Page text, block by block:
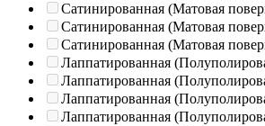
Сатинированная (Матовая
Сатинированная (Матовая
Сатинированная (Матовая
Лаппатированная
Лаппатированная
Лаппатированная
Лаппатированная